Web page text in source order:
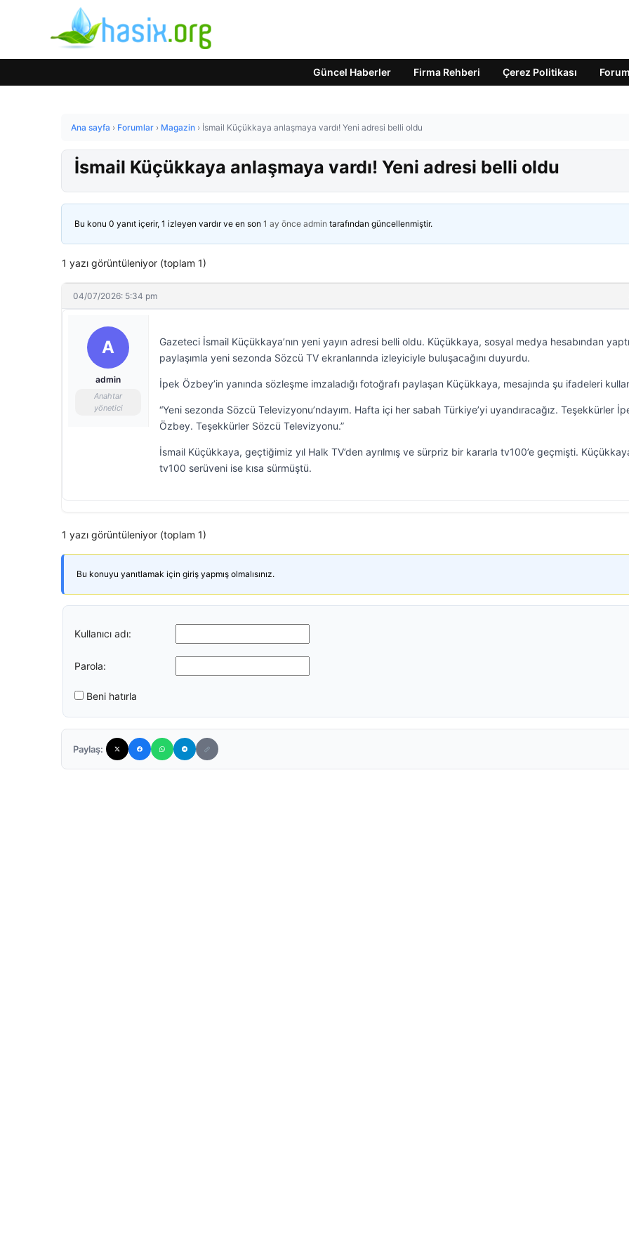
Güncel Haberler Firma Rehberi Çerez Politikası Forum
Ana sayfa › Forumlar › Magazin › İsmail Küçükkaya anlaşmaya vardı! Yeni adresi belli oldu
İsmail Küçükkaya anlaşmaya vardı! Yeni adresi belli oldu
Bu konu 0 yanıt içerir, 1 izleyen vardır ve en son 1 ay önce admin tarafından güncellenmiştir.
1 yazı görüntüleniyor (toplam 1)
04/07/2026: 5:34 pm
A
admin
Anahtar
yönetici
Gazeteci İsmail Küçükkaya’nın yeni yayın adresi belli oldu. Küçükkaya, sosyal medya hesabından
paylaşımla yeni sezonda Sözcü TV ekranlarında izleyiciyle buluşacağını duyurdu.
İpek Özbey’in yanında sözleşme imzaladığı fotoğrafı paylaşan Küçükkaya, mesajında şu ifadeleri
“Yeni sezonda Sözcü Televizyonu’ndayım. Hafta içi her sabah Türkiye’yi uyandıracağız. Teşekkürler
Özbey. Teşekkürler Sözcü Televizyonu.”
İsmail Küçükkaya, geçtiğimiz yıl Halk TV’den ayrılmış ve sürpriz bir kararla tv100’e geçmişti.
tv100 serüveni ise kısa sürmüştü.
1 yazı görüntüleniyor (toplam 1)
Bu konuyu yanıtlamak için giriş yapmış olmalısınız.
Kullanıcı adı:
Parola:
Beni hatırla
Paylaş: